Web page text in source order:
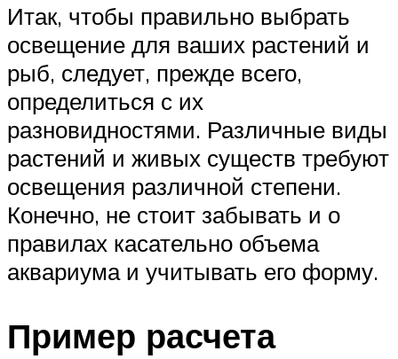
Итак, чтобы правильно выбрать
освещение для ваших растений и
рыб, следует, прежде всего,
определиться с их
разновидностями. Различные виды
растений и живых существ требуют
освещения различной степени.
Конечно, не стоит забывать и о
правилах касательно объема
аквариума и учитывать его форму.
Пример расчета